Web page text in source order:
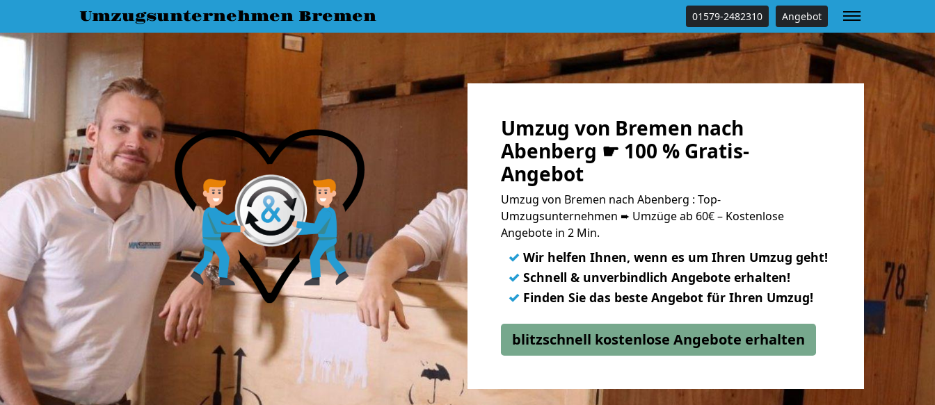
Umzugsunternehmen Bremen 01579-2482310 Angebot
Umzug von Bremen nach
Abenberg ☛ 100 % Gratis-
Angebot
Umzug von Bremen nach Abenberg : Top-
Umzugsunternehmen ➨ Umzüge ab 60€ – Kostenlose
Angebote in 2 Min.
✓ Wir helfen Ihnen, wenn es um Ihren Umzug geht!
✓ Schnell & unverbindlich Angebote erhalten!
✓ Finden Sie das beste Angebot für Ihren Umzug!
blitzschnell kostenlose Angebote erhalten